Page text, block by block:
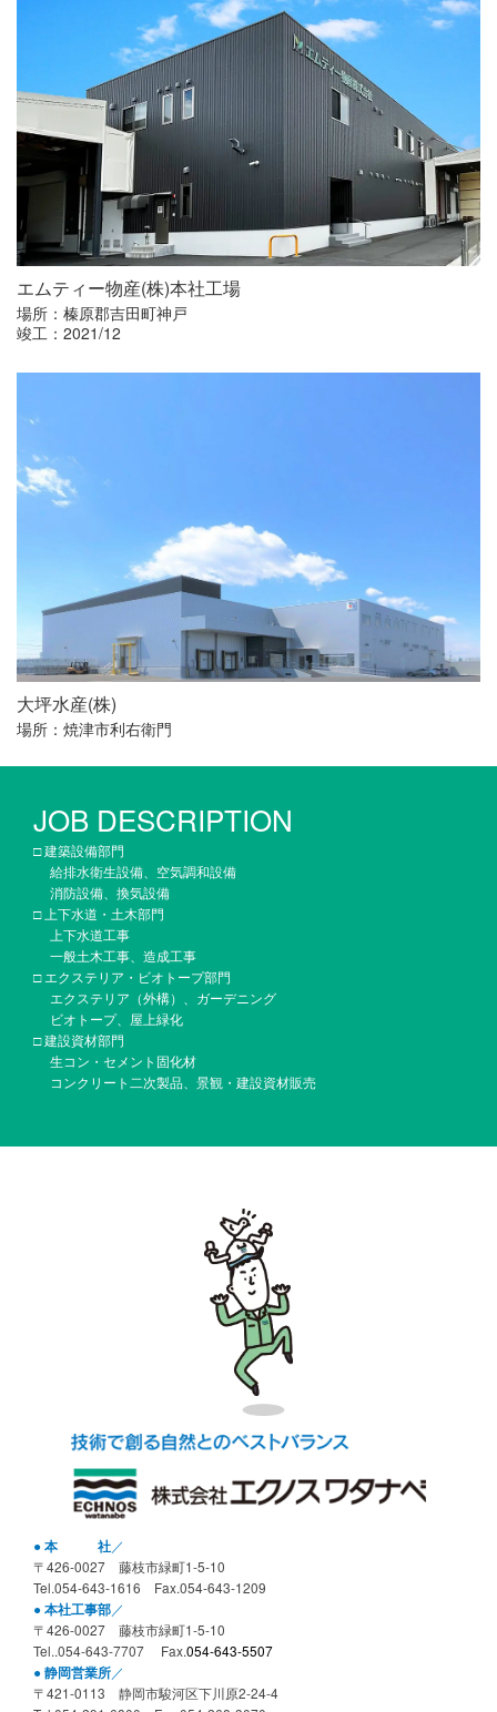
エムティー物産(株)本社工場
場所：榛原郡吉田町神戸
竣工：2021/12
大坪水産(株)
場所：焼津市利右衛門
JOB DESCRIPTION
□ 建築設備部門
給排水衛生設備、空気調和設備
消防設備、換気設備
□ 上下水道・土木部門
上下水道工事
一般土木工事、造成工事
□ エクステリア・ビオトープ部門
エクステリア（外構）、ガーデニング
ビオトープ、屋上緑化
□ 建設資材部門
生コン・セメント固化材
コンクリート二次製品、景観・建設資材販売
●本 社／
〒426-0027 藤枝市緑町1-5-10
Tel.054-643-1616 Fax.054-643-1209
●本社工事部／
〒426-0027 藤枝市緑町1-5-10
Tel..054-643-7707 Fax.054-643-5507
●静岡営業所／
〒421-0113 静岡市駿河区下川原2-24-4